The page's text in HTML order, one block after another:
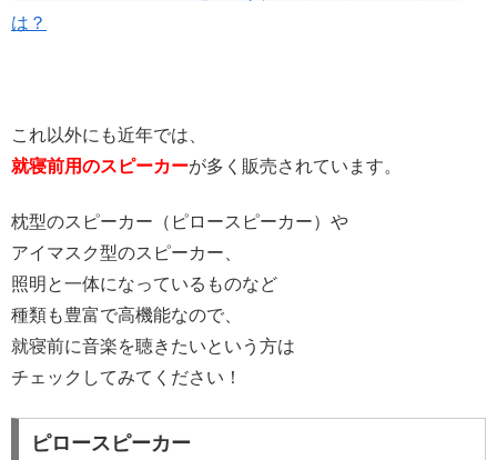
は？
これ以外にも近年では、
就寝前用のスピーカーが多く販売されています。
枕型のスピーカー（ピロースピーカー）や
アイマスク型のスピーカー、
照明と一体になっているものなど
種類も豊富で高機能なので、
就寝前に音楽を聴きたいという方は
チェックしてみてください！
ピロースピーカー